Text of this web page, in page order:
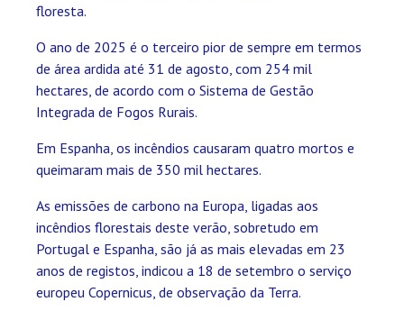
floresta.
O ano de 2025 é o terceiro pior de sempre em termos
de área ardida até 31 de agosto, com 254 mil
hectares, de acordo com o Sistema de Gestão
Integrada de Fogos Rurais.
Em Espanha, os incêndios causaram quatro mortos e
queimaram mais de 350 mil hectares.
As emissões de carbono na Europa, ligadas aos
incêndios florestais deste verão, sobretudo em
Portugal e Espanha, são já as mais elevadas em 23
anos de registos, indicou a 18 de setembro o serviço
europeu Copernicus, de observação da Terra.